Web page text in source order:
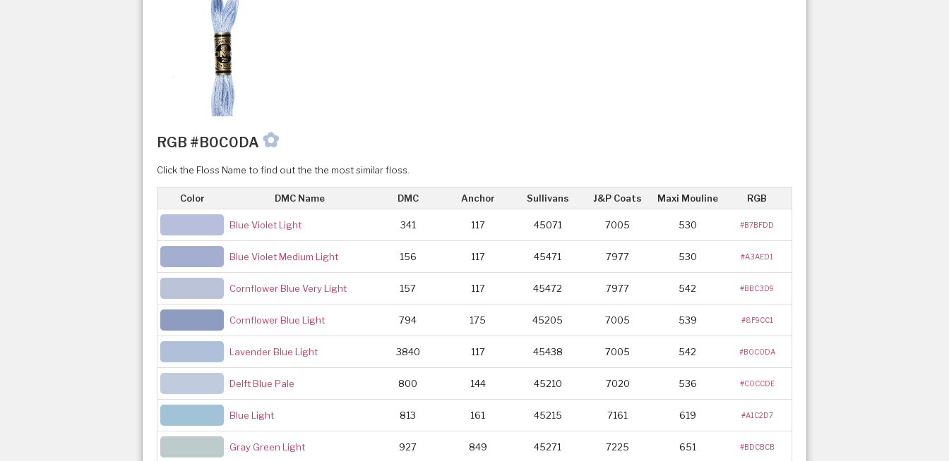
RGB #B0C0DA ✿
Click the Floss Name to find out the the most similar floss.
Color DMC Name DMC Anchor Sullivans J&P Coats Maxi Mouline RGB
Blue Violet Light 341 117 45071 7005 530 #B7BFDD
Blue Violet Medium Light 156 117 45471 7977 530 #A3AED1
Cornflower Blue Very Light 157 117 45472 7977 542 #BBC3D9
Cornflower Blue Light 794 175 45205 7005 539 #8F9CC1
Lavender Blue Light 3840 117 45438 7005 542 #B0C0DA
Delft Blue Pale 800 144 45210 7020 536 #C0CCDE
Blue Light 813 161 45215 7161 619 #A1C2D7
Gray Green Light 927 849 45271 7225 651 #BDCBCB